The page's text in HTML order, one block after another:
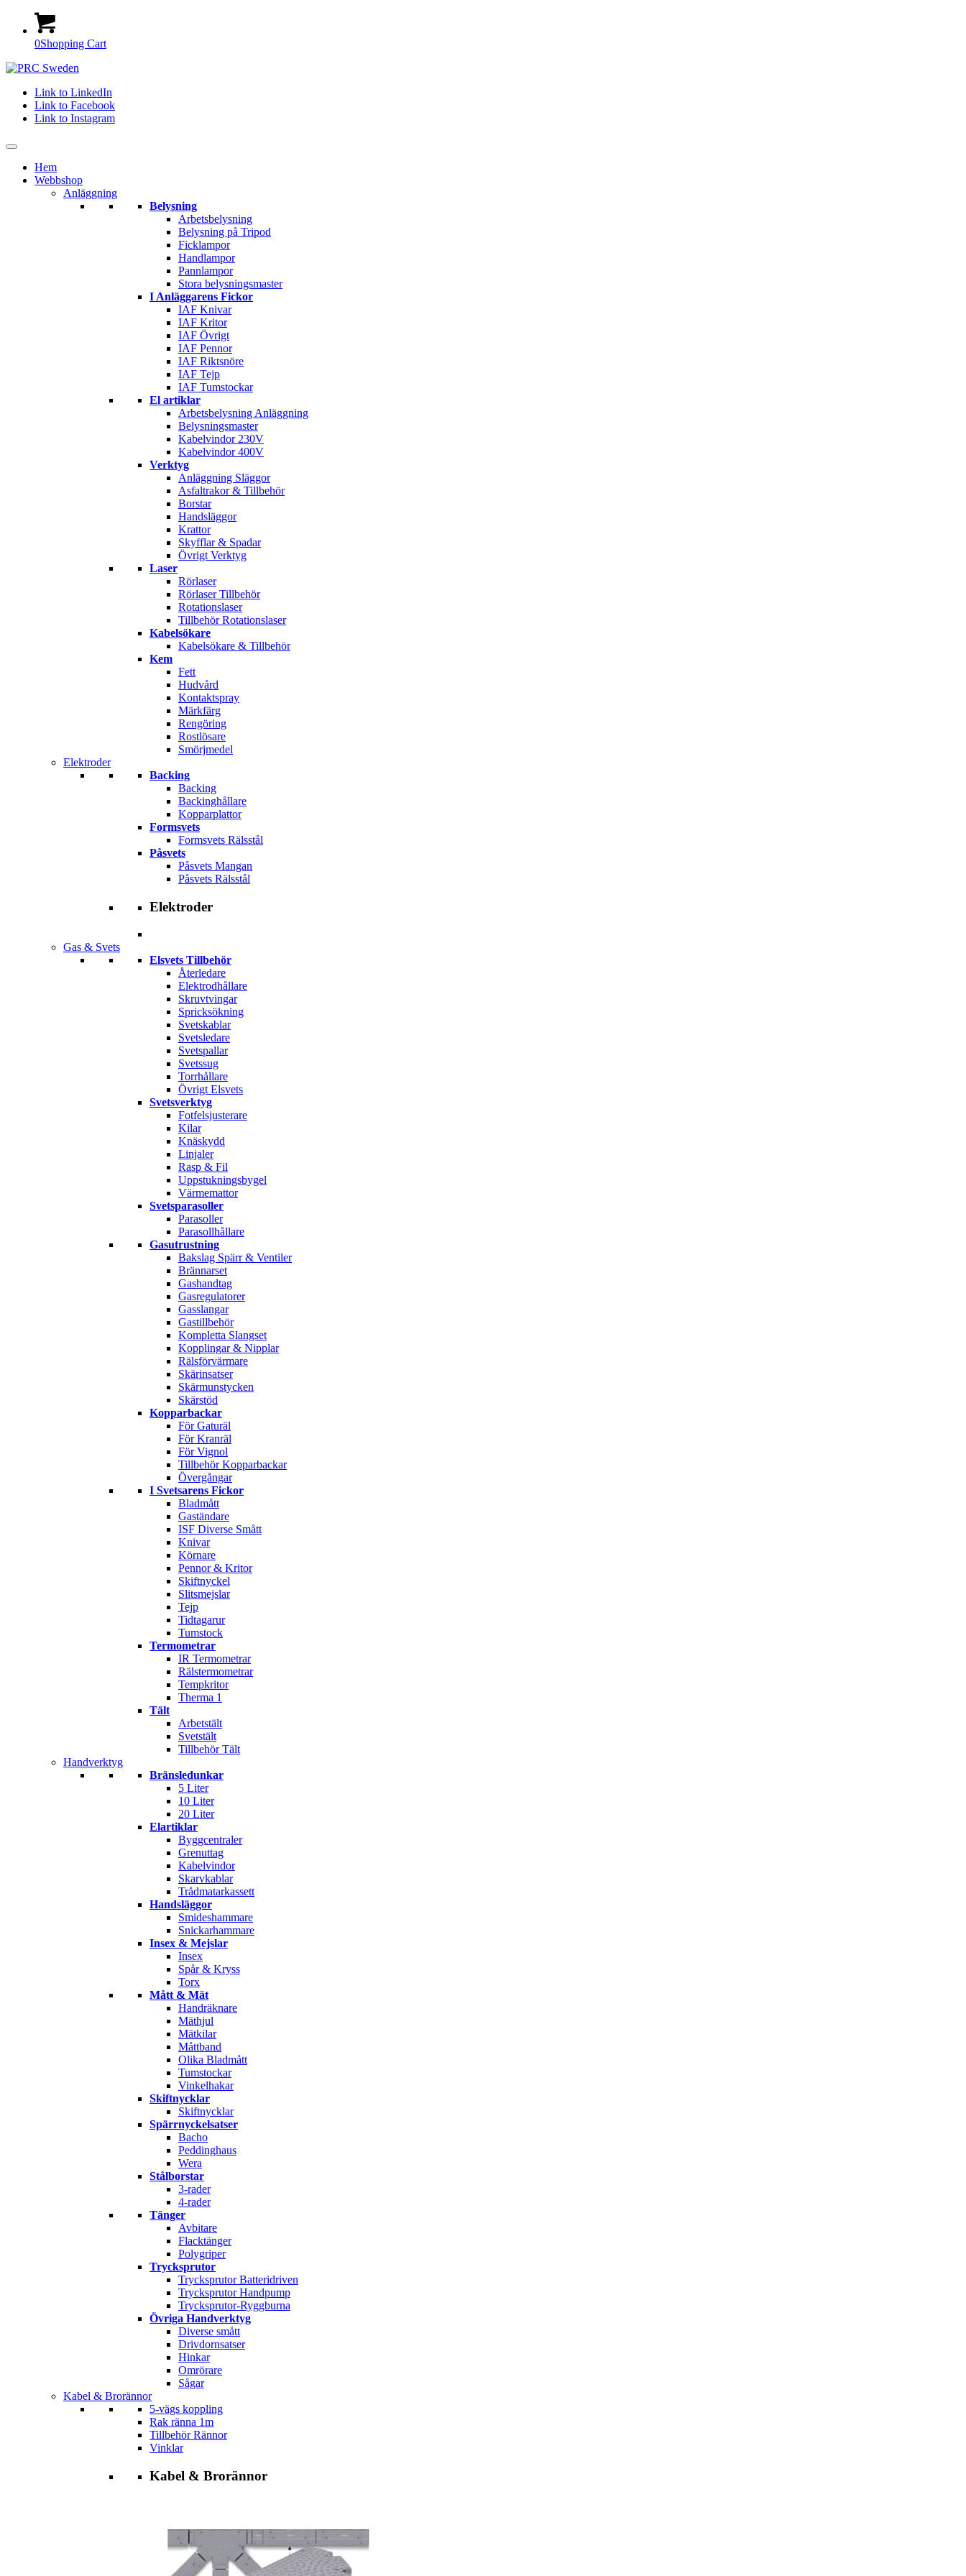
0Shopping Cart
Link to LinkedIn
Link to Facebook
Link to Instagram
Hem
Webbshop
Anläggning
Belysning
Arbetsbelysning
Belysning på Tripod
Ficklampor
Handlampor
Pannlampor
Stora belysningsmaster
I Anläggarens Fickor
IAF Knivar
IAF Kritor
IAF Övrigt
IAF Pennor
IAF Riktsnöre
IAF Tejp
IAF Tumstockar
El artiklar
Arbetsbelysning Anläggning
Belysningsmaster
Kabelvindor 230V
Kabelvindor 400V
Verktyg
Anläggning Släggor
Asfaltrakor & Tillbehör
Borstar
Handsläggor
Krattor
Skyfflar & Spadar
Övrigt Verktyg
Laser
Rörlaser
Rörlaser Tillbehör
Rotationslaser
Tillbehör Rotationslaser
Kabelsökare
Kabelsökare & Tillbehör
Kem
Fett
Hudvård
Kontaktspray
Märkfärg
Rengöring
Rostlösare
Smörjmedel
Elektroder
Backing
Backing
Backinghållare
Kopparplattor
Formsvets
Formsvets Rälsstål
Påsvets
Påsvets Mangan
Påsvets Rälsstål
Elektroder
Gas & Svets
Elsvets Tillbehör
Återledare
Elektrodhållare
Skruvtvingar
Spricksökning
Svetskablar
Svetsledare
Svetspallar
Svetssug
Torrhållare
Övrigt Elsvets
Svetsverktyg
Fotfelsjusterare
Kilar
Knäskydd
Linjaler
Rasp & Fil
Uppstukningsbygel
Värmemattor
Svetsparasoller
Parasoller
Parasollhållare
Gasutrustning
Bakslag Spärr & Ventiler
Brännarset
Gashandtag
Gasregulatorer
Gasslangar
Gastillbehör
Kompletta Slangset
Kopplingar & Nipplar
Rälsförvärmare
Skärinsatser
Skärmunstycken
Skärstöd
Kopparbackar
För Gaturäl
För Kranräl
För Vignol
Tillbehör Kopparbackar
Övergångar
I Svetsarens Fickor
Bladmått
Gaständare
ISF Diverse Smått
Knivar
Körnare
Pennor & Kritor
Skiftnyckel
Slitsmejslar
Tejp
Tidtagarur
Tumstock
Termometrar
IR Termometrar
Rälstermometrar
Tempkritor
Therma 1
Tält
Arbetstält
Svetstält
Tillbehör Tält
Handverktyg
Bränsledunkar
5 Liter
10 Liter
20 Liter
Elartiklar
Byggcentraler
Grenuttag
Kabelvindor
Skarvkablar
Trådmatarkassett
Handsläggor
Smideshammare
Snickarhammare
Insex & Mejslar
Insex
Spår & Kryss
Torx
Mått & Mät
Handräknare
Mäthjul
Mätkilar
Måttband
Olika Bladmått
Tumstockar
Vinkelhakar
Skiftnycklar
Skiftnycklar
Spärrnyckelsatser
Bacho
Peddinghaus
Wera
Stålborstar
3-rader
4-rader
Tänger
Avbitare
Flacktänger
Polygriper
Trycksprutor
Trycksprutor Batteridriven
Trycksprutor Handpump
Trycksprutor-Ryggburna
Övriga Handverktyg
Diverse smått
Drivdornsatser
Hinkar
Omrörare
Sågar
Kabel & Brorännor
5-vägs koppling
Rak ränna 1m
Tillbehör Rännor
Vinklar
Kabel & Brorännor